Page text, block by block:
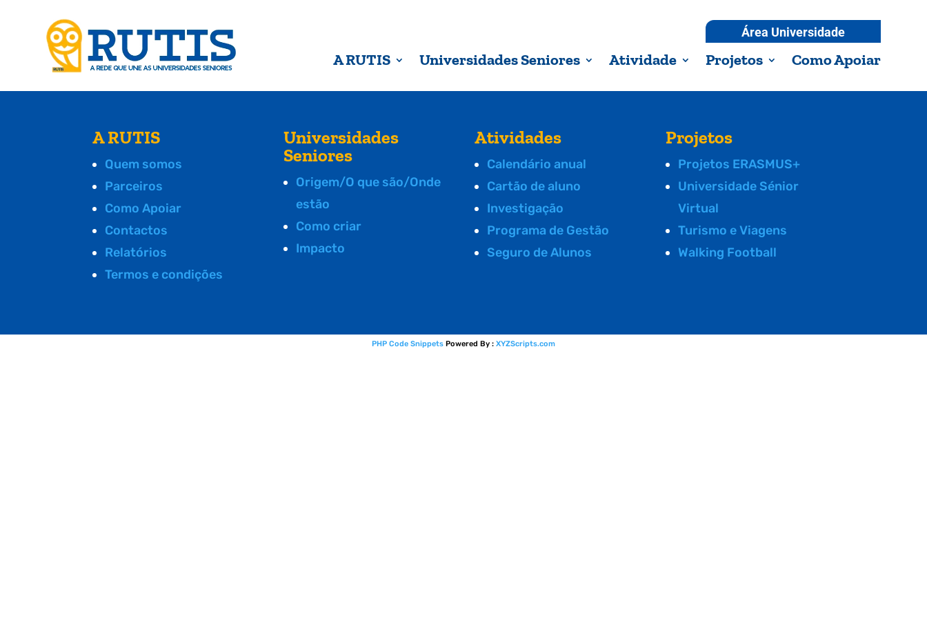
Área Universidade
A RUTIS Universidades Seniores Atividade Projetos Como Apoiar
A RUTIS
Quem somos
Parceiros
Como Apoiar
Contactos
Relatórios
Termos e condições
Universidades
Seniores
Origem/O que são/Onde
estão
Como criar
Impacto
Atividades
Calendário anual
Cartão de aluno
Investigação
Programa de Gestão
Seguro de Alunos
Projetos
Projetos ERASMUS+
Universidade Sénior
Virtual
Turismo e Viagens
Walking Football
PHP Code Snippets Powered By : XYZScripts.com